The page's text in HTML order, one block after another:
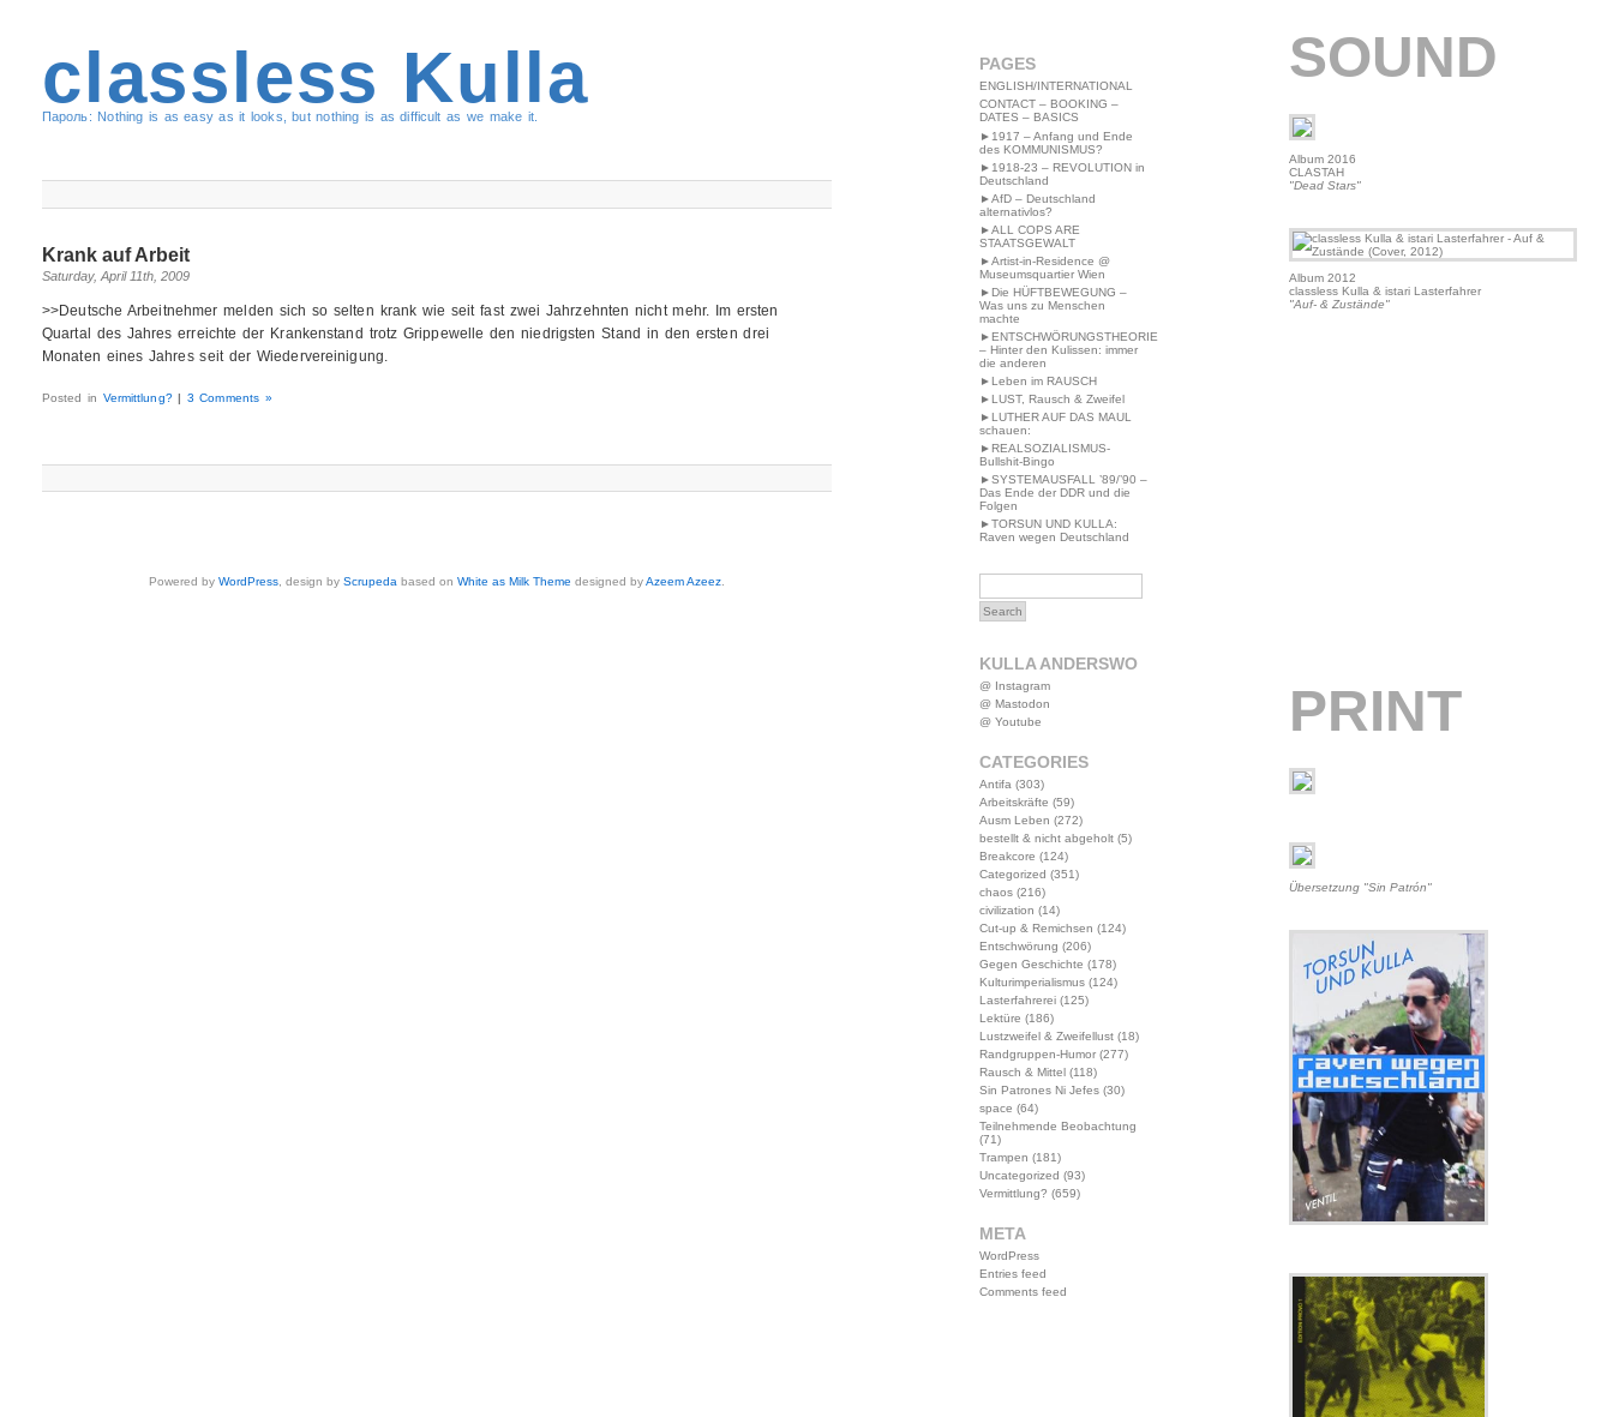
classless Kulla
Пароль: Nothing is as easy as it looks, but nothing is as difficult as we make it.
Krank auf Arbeit
Saturday, April 11th, 2009
>>Deutsche Arbeitnehmer melden sich so selten krank wie seit fast zwei Jahrzehnten nicht mehr. Im ersten
Quartal des Jahres erreichte der Krankenstand trotz Grippewelle den niedrigsten Stand in den ersten drei
Monaten eines Jahres seit der Wiedervereinigung.
Posted in Vermittlung? | 3 Comments »
Powered byWordPress , design byScrupeda based onWhite as Milk Theme designed byAzeem Azeez
PAGES
ENGLISH/INTERNATIONAL
CONTACT – BOOKING –
DATES – BASICS
►1917 – Anfang und Ende
des KOMMUNISMUS?
►1918-23 – REVOLUTION in
Deutschland
►AfD – Deutschland
alternativlos?
►ALL COPS ARE
STAATSGEWALT
►Artist-in-Residence @
Museumsquartier Wien
►Die HÜFTBEWEGUNG –
Was uns zu Menschen
machte
►ENTSCHWÖRUNGSTHEORIE
– Hinter den Kulissen: immer
die anderen
►Leben im RAUSCH
►LUST, Rausch & Zweifel
►LUTHER AUF DAS MAUL
schauen:
►REALSOZIALISMUS-
Bullshit-Bingo
►SYSTEMAUSFALL ’89/’90 –
Das Ende der DDR und die
Folgen
►TORSUN UND KULLA:
Raven wegen Deutschland
KULLA ANDERSWO
@ Instagram
@ Mastodon
@ Youtube
CATEGORIES
Antifa (303)
Arbeitskräfte (59)
Ausm Leben (272)
bestellt & nicht abgeholt(5)
Breakcore (124)
Categorized (351)
chaos(216)
civilization (14)
Cut-up & Remichsen (124)
Entschwörung (206)
Gegen Geschichte (178)
Kulturimperialismus(124)
Lasterfahrerei(125)
Lektüre (186)
Lustzweifel & Zweifellust(18)
Randgruppen-Humor(277)
Rausch & Mittel(118)
Sin Patrones Ni Jefes(30)
space (64)
Teilnehmende Beobachtung
(71)
Trampen (181)
Uncategorized (93)
Vermittlung? (659)
META
WordPress
Entries feed
Comments feed
SOUND
Album 2016
CLASTAH
"Dead Stars"
Album 2012
classless Kulla & istari Lasterfahrer
"Auf- & Zustände"
PRINT
Übersetzung "Sin Patrón"